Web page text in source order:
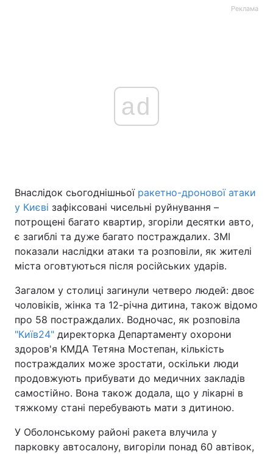
Реклама
ad
Внаслідок сьогоднішньої ракетно-дронової атаки
у Києві зафіксовані чисельні руйнування –
потрощені багато квартир, згоріли десятки авто,
є загиблі та дуже багато постраждалих. ЗМІ
показали наслідки атаки та розповіли, як жителі
міста оговтуються після російських ударів.
Загалом у столиці загинули четверо людей: двоє
чоловіків, жінка та 12-річна дитина, також відомо
про 58 постраждалих. Водночас, як розповіла
"Київ24" директорка Департаменту охорони
здоров'я КМДА Тетяна Мостепан, кількість
постраждалих може зростати, оскільки люди
продовжують прибувати до медичних закладів
самостійно. Вона також додала, що у лікарні в
тяжкому стані перебувають мати з дитиною.
У Оболонському районі ракета влучила у
парковку автосалону, вигоріли понад 60 автівок,